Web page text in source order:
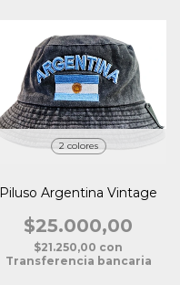
2 colores
Piluso Argentina Vintage
$25.000,00
$21.250,00 con
Transferencia bancaria